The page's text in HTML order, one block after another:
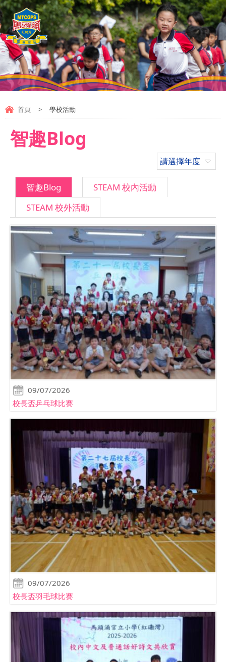
首頁 > 學校活動
智趣Blog
請選擇年度
智趣Blog
STEAM 校內活動
STEAM 校外活動
09/07/2026
校長盃乒乓球比賽
09/07/2026
校長盃羽毛球比賽